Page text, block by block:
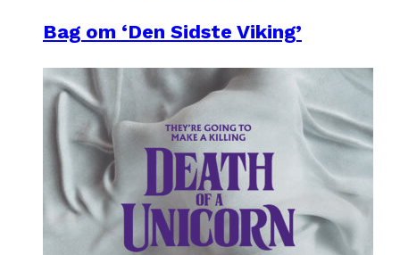
Bag om ‘Den Sidste Viking’